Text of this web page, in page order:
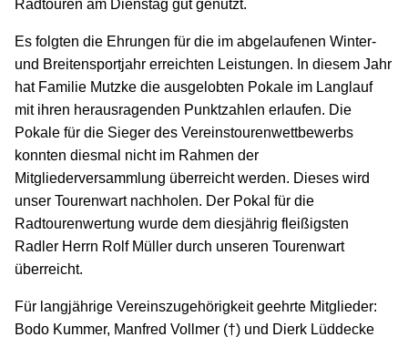
Radtouren am Dienstag gut genutzt.
Es folgten die Ehrungen für die im abgelaufenen Winter-
und Breitensportjahr erreichten Leistungen. In diesem Jahr
hat Familie Mutzke die ausgelobten Pokale im Langlauf
mit ihren herausragenden Punktzahlen erlaufen. Die
Pokale für die Sieger des Vereinstourenwettbewerbs
konnten diesmal nicht im Rahmen der
Mitgliederversammlung überreicht werden. Dieses wird
unser Tourenwart nachholen. Der Pokal für die
Radtourenwertung wurde dem diesjährig fleißigsten
Radler Herrn Rolf Müller durch unseren Tourenwart
überreicht.
Für langjährige Vereinszugehörigkeit geehrte Mitglieder:
Bodo Kummer, Manfred Vollmer (†) und Dierk Lüddecke